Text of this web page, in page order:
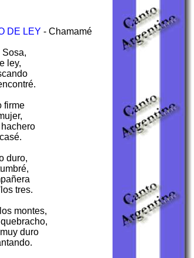
DE LEY - Chamamé
Sosa,
ley,
firme
duro,
tres.
montes,
duro